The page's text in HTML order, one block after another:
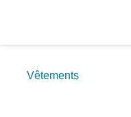
Vêtements